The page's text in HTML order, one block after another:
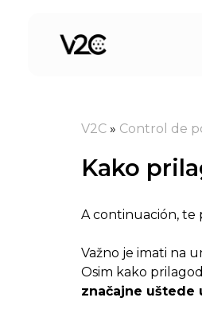
V2C » Control de
Kako
A continuación, te
Važno je imati na
Osim kako
značajne